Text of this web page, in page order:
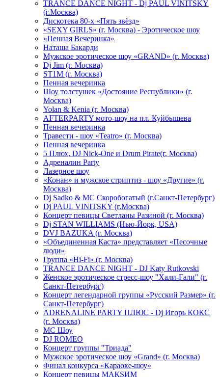
TRANCE DANCE NIGHT - Dj PAUL VINITSKY
(г.Москва)
Дискотека 80-х «Пять звёзд»
«SEXY GIRLS» (г. Москва) - Эротическое шоу
«Пенная Вечеринка»
Hаташа Бакарди
Мужское эротическое шоу «GRAND» (г. Москва)
Dj Jim (г. Москва)
ST1M (г. Москва)
Пенная вечеринка
Шоу толстушек «Достояние Республики» (г.
Москва)
Yolan & Kenia (г. Москва)
AFTERPARTY мото-шоу на пл. Куйбышева
Пенная вечеринка
Травести - шоу «Teatro» (г. Москва)
Пенная вечеринка
5 Плюх, DJ Nick-One и Drum Pirate(г. Москва)
Адреналин Party
Лазерное шоу
«Конан» и мужское стриптиз - шоу «Другие» (г.
Москва)
Dj Sadko & МС Скоробогатый (г.Санкт-Петербург)
Dj PAUL VINITSKY (г.Москва)
Концерт певицы Светланы Разиной (г. Москва)
Dj STAN WILLIAMS (Нью-Йорк, USA)
DVJ BAZUKA (г. Москва)
«Объединенная Каста» представляет «Песочные
люди»
Группа «Hi-Fi» (г. Москва)
TRANCE DANCE NIGHT - DJ Katy Rutkovski
Женское эротическое стресс-шоу "Хали-Гали" (г.
Санкт-Петербург)
Концерт легендарной группы «Русский Размер» (г.
Санкт-Петербург)
ADRENALINE PARTY ПЛЮС - Dj Игорь КОКС
(г. Москва)
MC Шоу
DJ ROMEO
Концерт группы "Триада"
Мужское эротическое шоу «Grand» (г. Москва)
Финал конкурса «Караоке-шоу»
Концерт певицы МАКSИМ